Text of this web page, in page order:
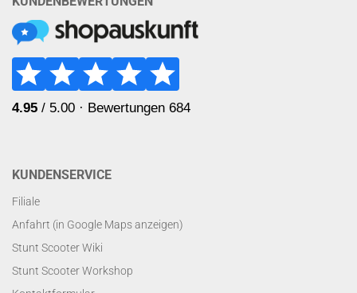
KUNDENSERVICE
Filiale
Anfahrt (in Google Maps anzeigen)
Stunt Scooter Wiki
Stunt Scooter Workshop